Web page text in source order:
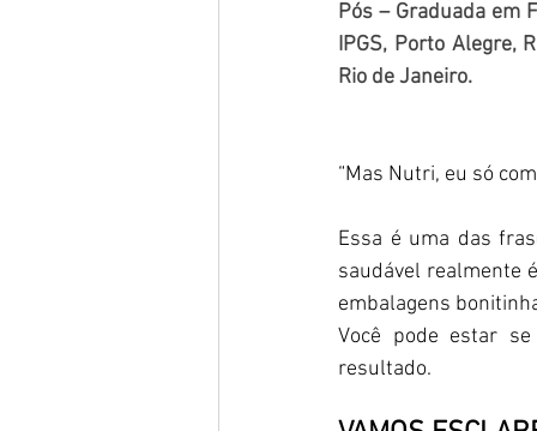
Pós – Graduada em
IPGS, Porto Alegre,
Rio de Janeiro.
“Mas Nutri, eu só
Essa é uma das
saudável realmente
embalagens
Você pode estar
resultado.